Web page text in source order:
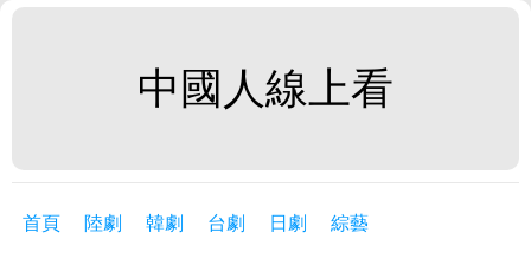
中國人線上看
首頁 陸劇 韓劇 台劇 日劇 綜藝